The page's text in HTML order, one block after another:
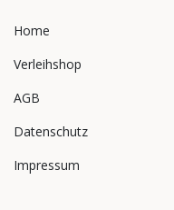
Home
Verleihshop
AGB
Datenschutz
Impressum